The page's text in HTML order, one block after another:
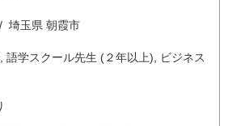
埼玉県 朝霞市
語学スクール先生 (２年以上), ビジネス